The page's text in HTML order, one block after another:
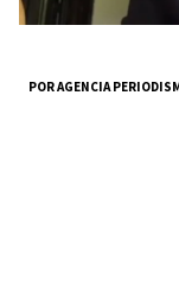
POR AGENCIA